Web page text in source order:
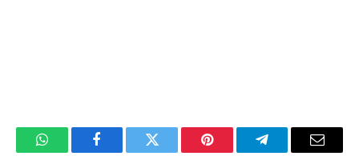
WhatsAppFacebookTwitter Pinterest TelegramaE-